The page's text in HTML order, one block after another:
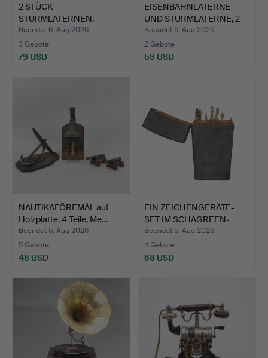
2 STÜCK
STURMLATERNEN,
Optimus & Radius Lt…
Beendet 6. Aug 2026
3 Gebote
79 USD
EISENBAHNLATERNE
UND STURMLATERNE, 2
Stk. …
Beendet 6. Aug 2026
2 Gebote
53 USD
NAUTIKAFÖREMÅL auf
Holzplatte, 4 Teile, Me…
Beendet 5. Aug 2026
5 Gebote
48 USD
EIN ZEICHENGERÄTE-
SET IM SCHAGREEN-
ETUI, G…
Beendet 5. Aug 2026
4 Gebote
68 USD